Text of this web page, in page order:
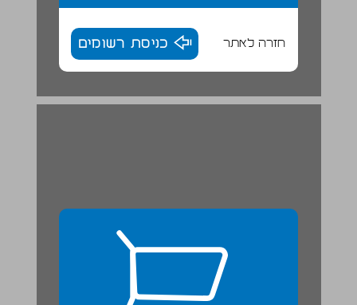
חזרה לאתר כניסת רשומים